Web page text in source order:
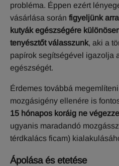
probléma. Éppen ezért
vásárlása során figyeljünk
kutyák egészségére
tenyésztőt válasszunk, aki a
papírok segítségével igazolja
egészségét.
Érdemes továbbá
mozgásigény ellenére is
15 hónapos koráig ne
ugyanis maradandó
térdkalács ficam)
Ápolása és etetése